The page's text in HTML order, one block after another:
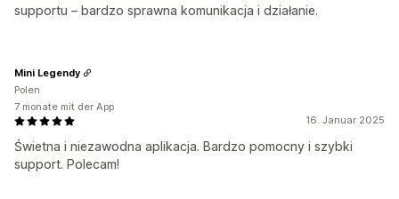
supportu – bardzo sprawna komunikacja i działanie.
16. Januar 2025
Świetna i niezawodna aplikacja. Bardzo pomocny i szybki
support. Polecam!
Mini Legendy
Polen
7 monate mit der App